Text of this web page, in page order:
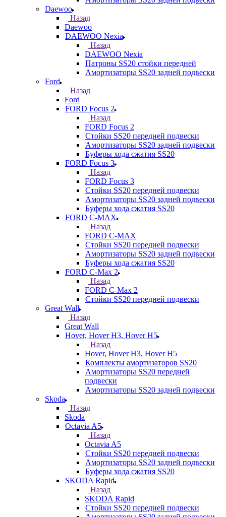
Daewoo
Назад
Daewoo
DAEWOO Nexia
Назад
DAEWOO Nexia
Патроны SS20 стойки передней
Амортизаторы SS20 задней подвески
Ford
Назад
Ford
FORD Focus 2
Назад
FORD Focus 2
Стойки SS20 передней подвески
Амортизаторы SS20 задней подвески
Буферы хода сжатия SS20
FORD Focus 3
Назад
FORD Focus 3
Стойки SS20 передней подвески
Амортизаторы SS20 задней подвески
Буферы хода сжатия SS20
FORD С-MAX
Назад
FORD С-MAX
Стойки SS20 передней подвески
Амортизаторы SS20 задней подвески
Буферы хода сжатия SS20
FORD C-Max 2
Назад
FORD C-Max 2
Стойки SS20 передней подвески
Great Wall
Назад
Great Wall
Hover, Hover H3, Hover H5
Назад
Hover, Hover H3, Hover H5
Комплекты амортизаторов SS20
Амортизаторы SS20 передней
подвески
Амортизаторы SS20 задней подвески
Skoda
Назад
Skoda
Octavia A5
Назад
Octavia A5
Стойки SS20 передней подвески
Амортизаторы SS20 задней подвески
Буферы хода сжатия SS20
SKODA Rapid
Назад
SKODA Rapid
Стойки SS20 передней подвески